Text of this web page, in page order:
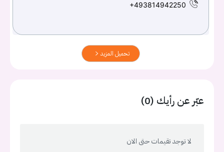
+493814942250
تحميل المزيد
عبّر عن رأيك (0)
لا توجد تقيمات حتى الان